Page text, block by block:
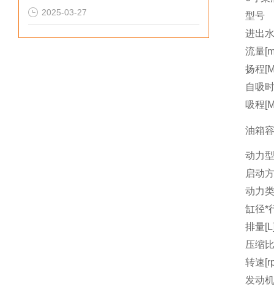
2025-03-27
型号
进出
流量
扬程
自吸
吸程
油箱
动力
启动
动力
缸径*
排量
压缩比
转速
发动